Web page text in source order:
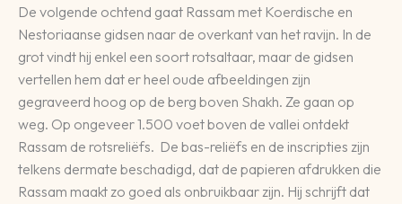
De volgende ochtend gaat Rassam met Koerdische en
Nestoriaanse gidsen naar de overkant van het ravijn. In de
grot vindt hij enkel een soort rotsaltaar, maar de gidsen
vertellen hem dat er heel oude afbeeldingen zijn
gegraveerd hoog op de berg boven Shakh. Ze gaan op
weg. Op ongeveer 1.500 voet boven de vallei ontdekt
Rassam de rotsreliëfs. De bas-reliëfs en de inscripties zijn
telkens dermate beschadigd, dat de papieren afdrukken die
Rassam maakt zo goed als onbruikbaar zijn. Hij schrijft dat